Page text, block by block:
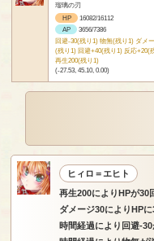
瑠璃の刃
HP
16082/16112
AP
3656/7386
回避-30(残り1) 物無(残り1) ダメ
(残り1) 回避+40(残り1) 反応+20(
再生200(残り1)
(-27.53, 45.10, 0.00)
ヒィロ＝エヒト
再生200によりHPが30
ダメージ30によりHPに
時間経過により回避-30